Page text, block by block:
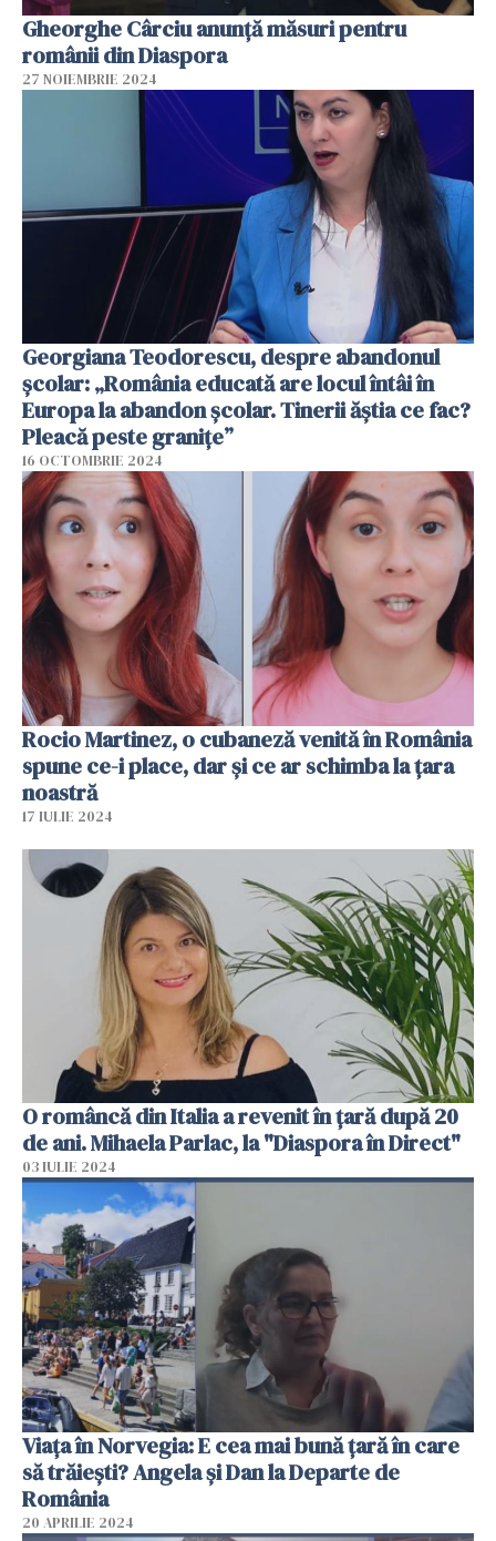
Gheorghe Cârciu anunță măsuri pentru
românii din Diaspora
27 NOIEMBRIE 2024
Georgiana Teodorescu, despre abandonul
școlar: „România educată are locul întâi în
Europa la abandon școlar. Tinerii ăștia ce fac?
Pleacă peste granițe”
16 OCTOMBRIE 2024
Rocio Martinez, o cubaneză venită în România
spune ce-i place, dar și ce ar schimba la țara
noastră
17 IULIE 2024
O româncă din Italia a revenit în țară după 20
de ani. Mihaela Parlac, la "Diaspora în Direct"
03 IULIE 2024
Viața în Norvegia: E cea mai bună țară în care
să trăiești? Angela și Dan la Departe de
România
20 APRILIE 2024